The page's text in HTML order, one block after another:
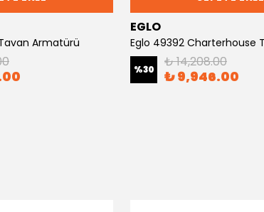
Armatürü
EGLO
%30 ₺ 14,208.00
₺ 9,946.00